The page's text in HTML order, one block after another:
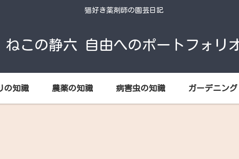
猫好き薬剤師の園芸日記
ねこの静六 自由へのポートフォリ
の知識 農薬の知識 病害虫の知識 ガーデニング